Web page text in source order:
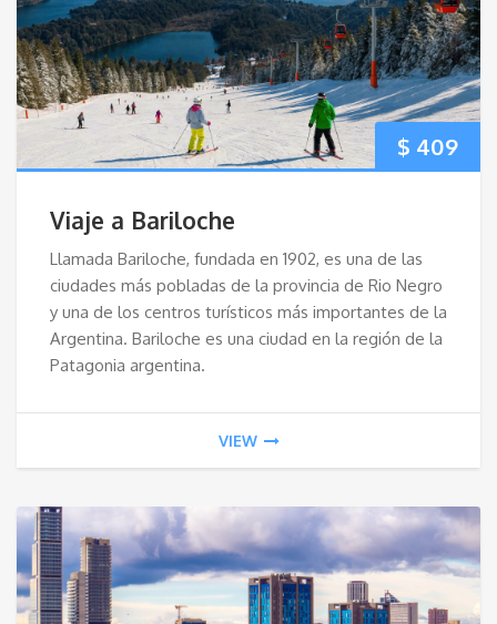
$ 409
Viaje a Bariloche
Llamada Bariloche, fundada en 1902, es una de las
ciudades más pobladas de la provincia de Rio Negro
y una de los centros turísticos más importantes de la
Argentina. Bariloche es una ciudad en la región de la
Patagonia argentina.
VIEW